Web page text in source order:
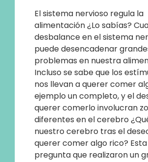
El sistema nervioso regula la
alimentación ¿Lo sabías?
desbalance en el sistema
puede desencadenar
problemas en nuestra
Incluso se sabe que los
nos llevan a querer comer
ejemplo un completo, y el
querer comerlo involucran
diferentes en el cerebro
nuestro cerebro tras el
querer comer algo rico?
pregunta que realizaron un